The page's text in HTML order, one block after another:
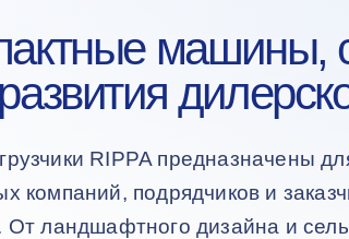
машины,
RIPPA предназначены
компаний, подрядчиков и
От ландшафтного дизайна и